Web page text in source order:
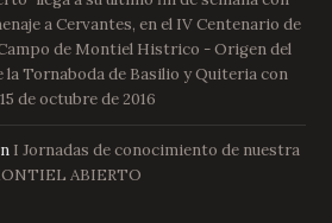
a Cervantes, en el IV Centenario de
de Montiel Histrico - Origen del
la Tornaboda de Basilio y Quiteria con
de octubre de 2016
I Jornadas de conocimiento de nuestra
ABIERTO